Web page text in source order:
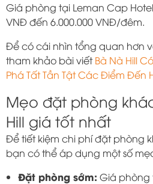
Giá phòng tại Leman Cap
VNĐ đến 6.000.000 VNĐ/đêm.
Để có cái nhìn tổng quan hơn
tham khảo bài viếtBà Nà Hill
Phá Tất Tần Tật Các Điểm Đến
Mẹo đặt phòng
Hill giá tốt nhất
Để tiết kiệm chi phí đặt phòng
bạn có thể áp dụng một số
Đặt phòng sớm: Giá phòng